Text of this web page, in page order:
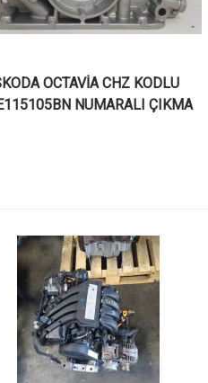
OCTAVİA CHZ KODLU
NUMARALI ÇIKMA